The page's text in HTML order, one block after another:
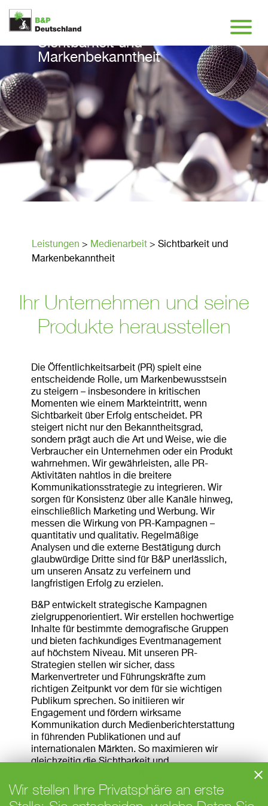
Sichtbarkeit und
Markenbekanntheit
Leistungen > Medienarbeit > Sichtbarkeit und
Markenbekanntheit
Ihr Unternehmen und seine
Produkte herausstellen
Die Öffentlichkeitsarbeit (PR) spielt eine
entscheidende Rolle, um Markenbewusstsein
zu steigern – insbesondere in kritischen
Momenten wie einem Markteintritt, wenn
Sichtbarkeit über Erfolg entscheidet. PR
steigert nicht nur den Bekanntheitsgrad,
sondern prägt auch die Art und Weise, wie die
Verbraucher ein Unternehmen oder ein Produkt
wahrnehmen. Wir gewährleisten, alle PR-
Aktivitäten nahtlos in die breitere
Kommunikationsstrategie zu integrieren. Wir
sorgen für Konsistenz über alle Kanäle hinweg,
einschließlich Marketing und Werbung. Wir
messen die Wirkung von PR-Kampagnen –
quantitativ und qualitativ. Regelmäßige
Analysen und die externe Bestätigung durch
glaubwürdige Dritte sind für B&P unerlässlich,
um unseren Ansatz zu verfeinern und
langfristigen Erfolg zu erzielen.
B&P entwickelt strategische Kampagnen
zielgruppenorientiert. Wir erstellen hochwertige
Inhalte für bestimmte demografische Gruppen
und bieten fachkundiges Eventmanagement
auf höchstem Niveau. Mit unseren PR-
Strategien stellen wir sicher, dass
Markenvertreter und Führungskräfte zum
richtigen Zeitpunkt vor dem für sie wichtigen
Publikum sprechen. So initiieren wir
Engagement und fördern wirksame
Kommunikation durch Medienberichterstattung
in führenden Publikationen und auf
internationalen Märkten. So maximieren wir
gleichzeitig die Sichtbarkeit und
Präsenz auf sozialen Medien und mit anderen
digitalen Aktivitäten. Bei Bedarf mobilisieren wir
Wir stellen Ihre Privatsphäre an erste